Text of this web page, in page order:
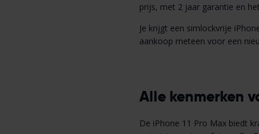
prijs, met 2 jaar garantie en
Je krijgt een simlockvrije
aankoop meteen voor een
Alle kenmerken
De iPhone 11 Pro Max biedt